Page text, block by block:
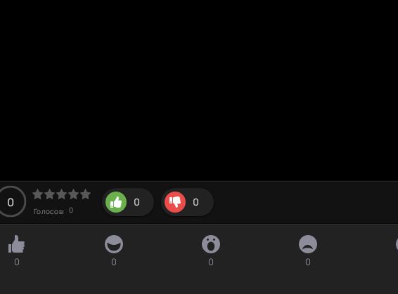
0
Голосов: 0
0 0
0 0 0 0